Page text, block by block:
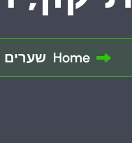
Home שערים